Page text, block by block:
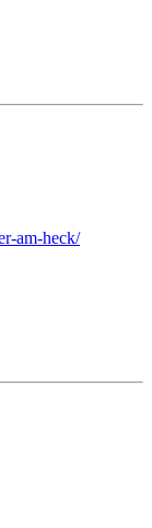
am-heck/